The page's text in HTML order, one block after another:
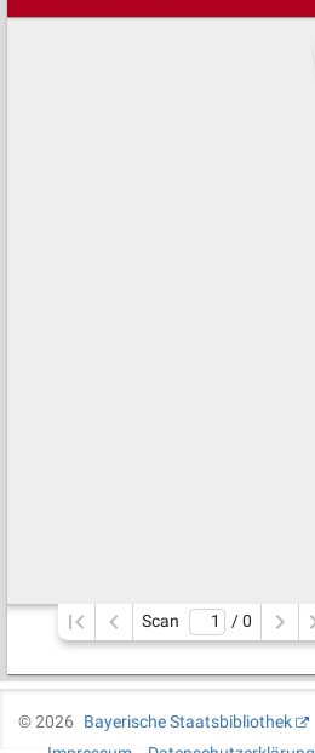
Scan / 0
©2026
Bayerische Staatsbibliothek